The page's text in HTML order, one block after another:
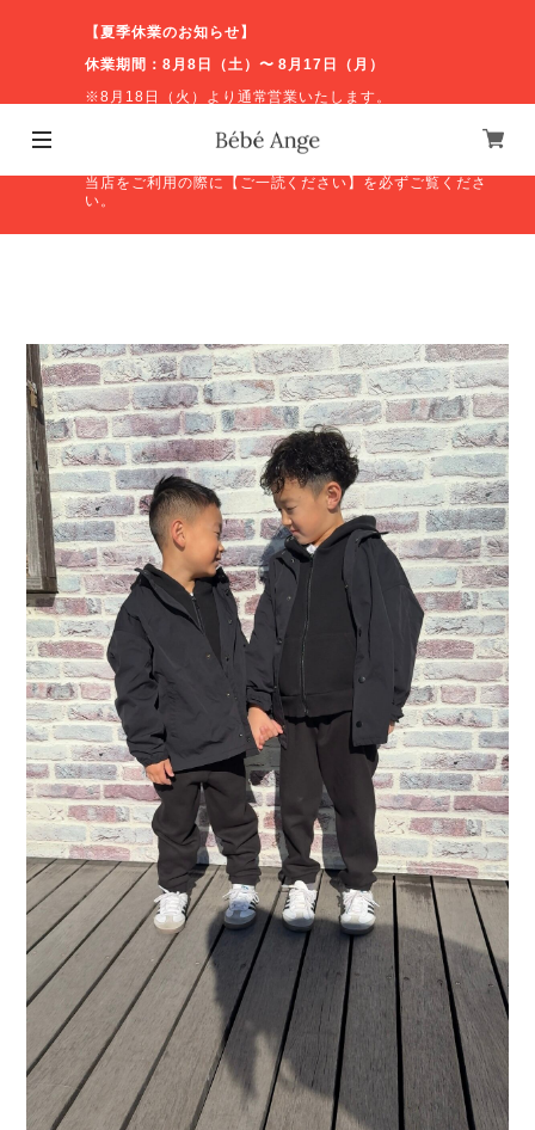
【夏季休業のお知らせ】
休業期間：8月8日（土）〜 8月17日（月）
※8月18日（火）より通常営業いたします。
休業期間中のお問い合わせやオンラインショップの発送等
につきましては、営業再開後に順次対応いたします。ご不
当店をご利用の際に【ご一読ください】を必ずご覧くださ
い。